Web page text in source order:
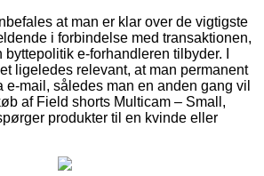
at man er klar over de vigtigste
i forbindelse med transaktionen,
e-forhandleren tilbyder. I
ligeledes relevant, at man permanent
e-mail, således man en anden gang vil
af Field shorts Multicam – Small,
produkter til en kvinde eller